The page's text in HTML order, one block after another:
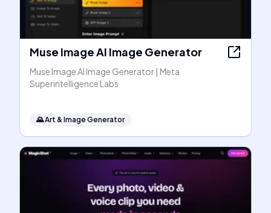
Muse Image AI Image Generator
Muse Image AI Image Generator | Meta
Superintelligence Labs
🌄Art & Image Generator